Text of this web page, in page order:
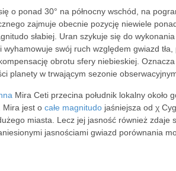
o ponad 30° na północny wschód, na
zajmuje obecnie pozycję niewiele
słabiej. Uran szykuje się do
swój ruch względem gwiazd
obrotu sfery niebieskiej.
planety w trwającym sezonie
Mira Ceti przecina południk lokalny około
Mira jest o całe magnitudo jaśniejsza od χ
miasta. Lecz jej jasność również zdaje
jasnościami gwiazd porównania